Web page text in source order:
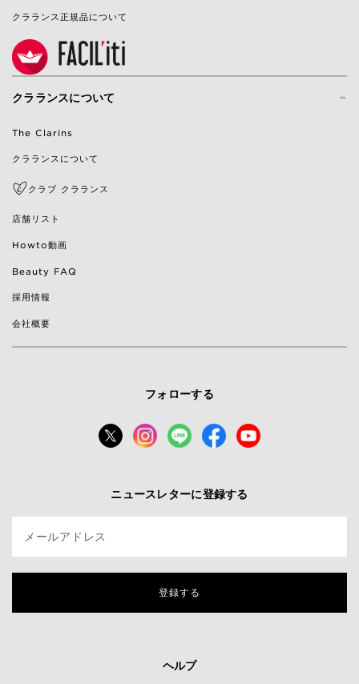
クラランス正規品について
-
クラランスについて
The Clarins
クラランスについて
クラブ クラランス
店舗リスト
Howto動画
Beauty FAQ
採用情報
会社概要
フォローする
ニュースレターに登録する
メールアドレス
登録する
ヘルプ